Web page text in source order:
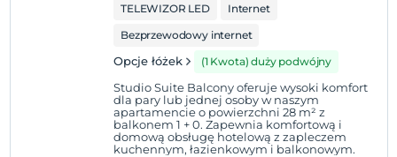
Zakaz palenia w pokoju
Godziny zameldowania
Dostęp do obiektu można uzyskać w godzinach 12:00 –
23:00 . Poza tymi godzinami brama wjazdowa jest
TELEWIZOR LED
Internet
Bezprzewodowy internet
Opcje łóżek (1 Kwota) duży podwójny
Studio Suite Balcony oferuje wysoki komfort
dla pary lub jednej osoby w naszym
apartamencie o powierzchni 28 m² z
balkonem 1 + 0. Zapewnia komfortową i
domową obsługę hotelową z zapleczem
kuchennym, łazienkowym i balkonowym.